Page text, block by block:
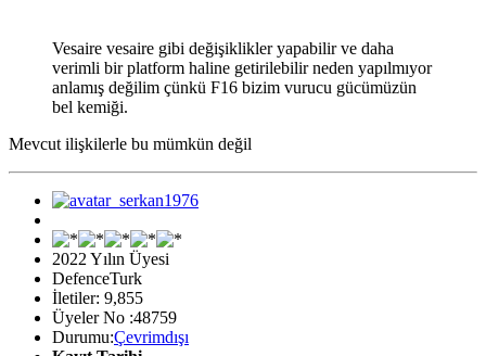
Vesaire vesaire gibi değişiklikler yapabilir ve daha
verimli bir platform haline getirilebilir neden yapılmıyor
anlamış değilim çünkü F16 bizim vurucu gücümüzün
bel kemiği.
Mevcut ilişkilerle bu mümkün değil
2022 Yılın Üyesi
DefenceTurk
İletiler: 9,855
Üyeler No :48759
Durumu:Çevrimdışı